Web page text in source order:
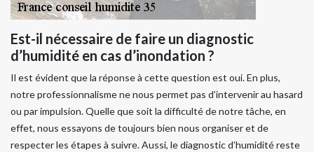
Est-il nécessaire de faire un diagnostic
d’humidité en cas d’inondation ?
Il est évident que la réponse à cette question est oui. En plus,
notre professionnalisme ne nous permet pas d’intervenir au hasard
ou par impulsion. Quelle que soit la difficulté de notre tâche, en
effet, nous essayons de toujours bien nous organiser et de
respecter les étapes à suivre. Aussi, le diagnostic d’humidité reste